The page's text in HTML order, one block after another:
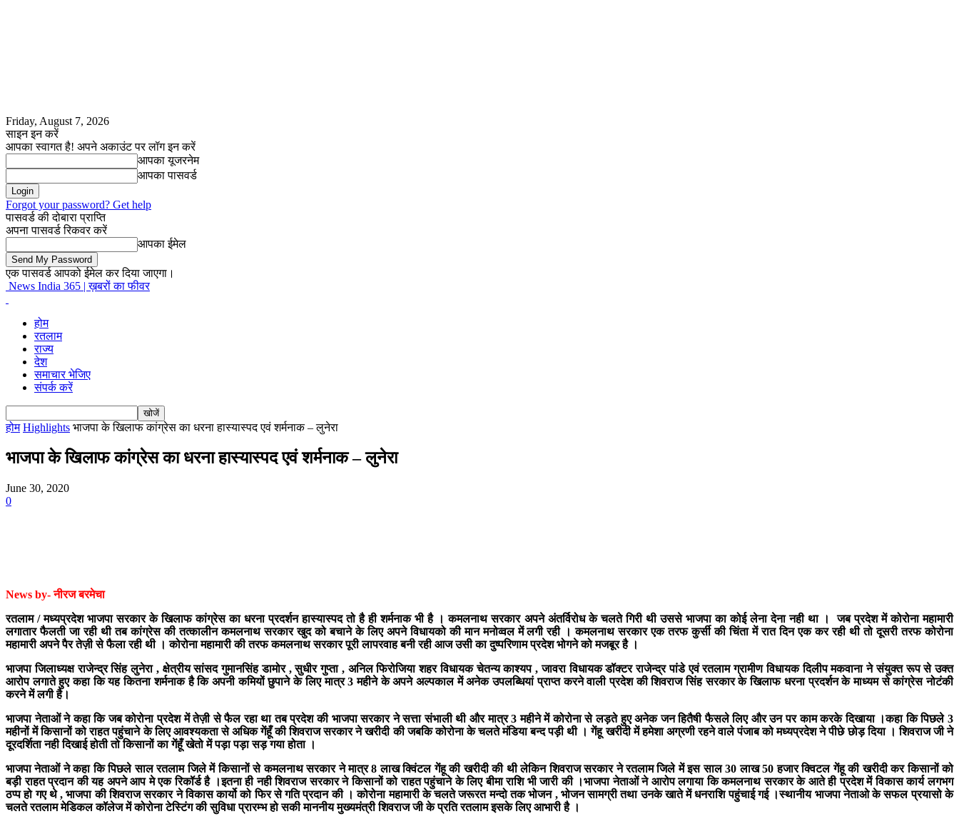
Friday, August 7, 2026
साइन इन करें
आपका स्वागत है! अपने अकाउंट पर लॉग इन करें
आपका यूजरनेम
आपका पासवर्ड
Forgot your password? Get help
पासवर्ड की दोबारा प्राप्ति
अपना पासवर्ड रिकवर करें
आपका ईमेल
एक पासवर्ड आपको ईमेल कर दिया जाएगा।
News India 365 | ख़बरों का फीवर
होम
रतलाम
राज्य
देश
समाचार भेजिए
संपर्क करें
होम Highlights भाजपा के खिलाफ कांग्रेस का धरना हास्यास्पद एवं शर्मनाक – लुनेरा
भाजपा के खिलाफ कांग्रेस का धरना हास्यास्पद एवं शर्मनाक – लुनेरा
June 30, 2020
0
News by- नीरज बरमेचा
रतलाम / मध्यप्रदेश भाजपा सरकार के खिलाफ कांग्रेस का धरना प्रदर्शन हास्यास्पद तो है ही शर्मनाक भी है । कमलनाथ सरकार अपने अंतर्विरोध के चलते गिरी थी उससे भाजपा का कोई लेना देना नही था । जब प्रदेश में कोरोना महामारी
लगातार फैलती जा रही थी तब कांग्रेस की तत्कालीन कमलनाथ सरकार खुद को बचाने के लिए अपने विधायको की मान मनोव्वल में लगी रही । कमलनाथ सरकार एक तरफ कुर्सी की चिंता में रात दिन एक कर रही थी तो दूसरी तरफ कोरोना
महामारी अपने पैर तेज़ी से फैला रही थी । कोरोना महामारी की तरफ कमलनाथ सरकार पूरी लापरवाह बनी रही आज उसी का दुष्परिणाम प्रदेश भोगने को मजबूर है ।
भाजपा जिलाध्यक्ष राजेन्द्र सिंह लुनेरा , क्षेत्रीय सांसद गुमानसिंह डामोर , सुधीर गुप्ता , अनिल फिरोजिया शहर विधायक चेतन्य काश्यप , जावरा विधायक डॉक्टर राजेन्द्र पांडे एवं रतलाम ग्रामीण विधायक दिलीप मकवाना ने संयुक्त रूप से उक्त
आरोप लगाते हुए कहा कि यह कितना शर्मनाक है कि अपनी कमियों छुपाने के लिए मात्र 3 महीने के अपने अल्पकाल में अनेक उपलब्धियां प्राप्त करने वाली प्रदेश की शिवराज सिंह सरकार के खिलाफ धरना प्रदर्शन के माध्यम से कांग्रेस नोटंकी
करने में लगी है।
भाजपा नेताओं ने कहा कि जब कोरोना प्रदेश में तेज़ी से फैल रहा था तब प्रदेश की भाजपा सरकार ने सत्ता संभाली थी और मात्र 3 महीने में कोरोना से लड़ते हुए अनेक जन हितैषी फैसले लिए और उन पर काम करके दिखाया ।कहा कि पिछले 3
महीनों में किसानों को राहत पहुंचाने के लिए आवश्यकता से अधिक गेंहूँ की शिवराज सरकार ने खरीदी की जबकि कोरोना के चलते मंडिया बन्द पड़ी थी । गेंहू खरीदी में हमेशा अग्रणी रहने वाले पंजाब को मध्यप्रदेश ने पीछे छोड़ दिया । शिवराज जी ने
दूरदर्शिता नही दिखाई होती तो किसानों का गेंहूँ खेतो में पड़ा पड़ा सड़ गया होता ।
भाजपा नेताओं ने कहा कि पिछले साल रतलाम जिले में किसानों से कमलनाथ सरकार ने मात्र 8 लाख क्विंटल गेंहू की खरीदी की थी लेकिन शिवराज सरकार ने रतलाम जिले में इस साल 30 लाख 50 हजार क्विटल गेंहू की खरीदी कर किसानों को
बड़ी राहत प्रदान की यह अपने आप मे एक रिकॉर्ड है ।इतना ही नही शिवराज सरकार ने किसानों को राहत पहुंचाने के लिए बीमा राशि भी जारी की ।भाजपा नेताओं ने आरोप लगाया कि कमलनाथ सरकार के आते ही प्रदेश में विकास कार्य लगभग
ठप्प हो गए थे , भाजपा की शिवराज सरकार ने विकास कार्यो को फिर से गति प्रदान की । कोरोना महामारी के चलते जरूरत मन्दो तक भोजन , भोजन सामग्री तथा उनके खाते में धनराशि पहुंचाई गई ।स्थानीय भाजपा नेताओ के सफल प्रयासो के
चलते रतलाम मेडिकल कॉलेज में कोरोना टेस्टिंग की सुविधा प्रारम्भ हो सकी माननीय मुख्यमंत्री शिवराज जी के प्रति रतलाम इसके लिए आभारी है ।